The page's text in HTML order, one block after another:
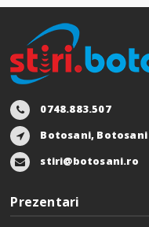
0748.883.507
Botosani, Botosani
stiri@botosani.ro
Prezentari